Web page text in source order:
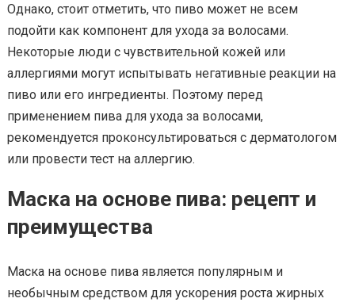
Однако, стоит отметить, что пиво может не всем
подойти как компонент для ухода за волосами.
Некоторые люди с чувствительной кожей или
аллергиями могут испытывать негативные реакции на
пиво или его ингредиенты. Поэтому перед
применением пива для ухода за волосами,
рекомендуется проконсультироваться с дерматологом
или провести тест на аллергию.
Маска на основе пива: рецепт и
преимущества
Маска на основе пива является популярным и
необычным средством для ускорения роста жирных